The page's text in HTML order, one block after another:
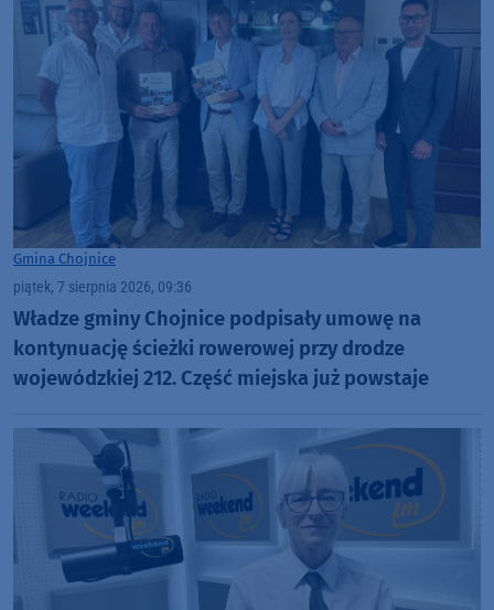
Gmina Chojnice
piątek, 7 sierpnia 2026, 09:36
Władze gminy Chojnice podpisały umowę na
kontynuację ścieżki rowerowej przy drodze
wojewódzkiej 212. Część miejska już powstaje